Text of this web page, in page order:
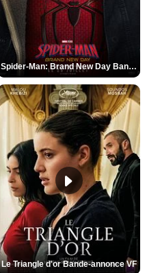
Spider-Man: Brand New Day Bande-annonce VO STFR
Le Triangle d'or Bande-annonce VF